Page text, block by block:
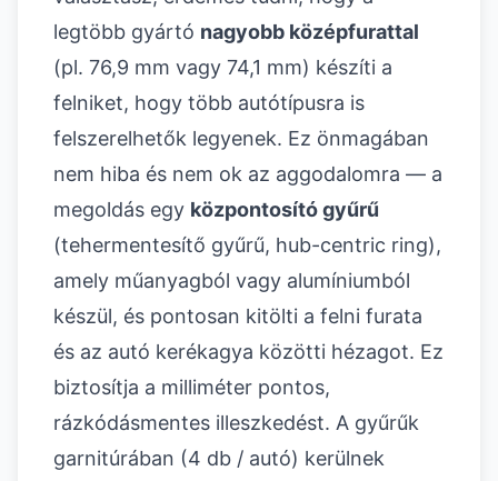
legtöbb gyártó nagyobb középfurattal
(pl. 76,9 mm vagy 74,1 mm) készíti a
felniket, hogy több autótípusra is
felszerelhetők legyenek. Ez önmagában
nem hiba és nem ok az aggodalomra — a
megoldás egy központosító gyűrű
(tehermentesítő gyűrű, hub-centric ring),
amely műanyagból vagy alumíniumból
készül, és pontosan kitölti a felni furata
és az autó kerékagya közötti hézagot. Ez
biztosítja a milliméter pontos,
rázkódásmentes illeszkedést. A gyűrűk
garnitúrában (4 db / autó) kerülnek